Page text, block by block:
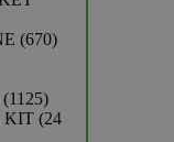
670670
11251125
producten
KIT 24